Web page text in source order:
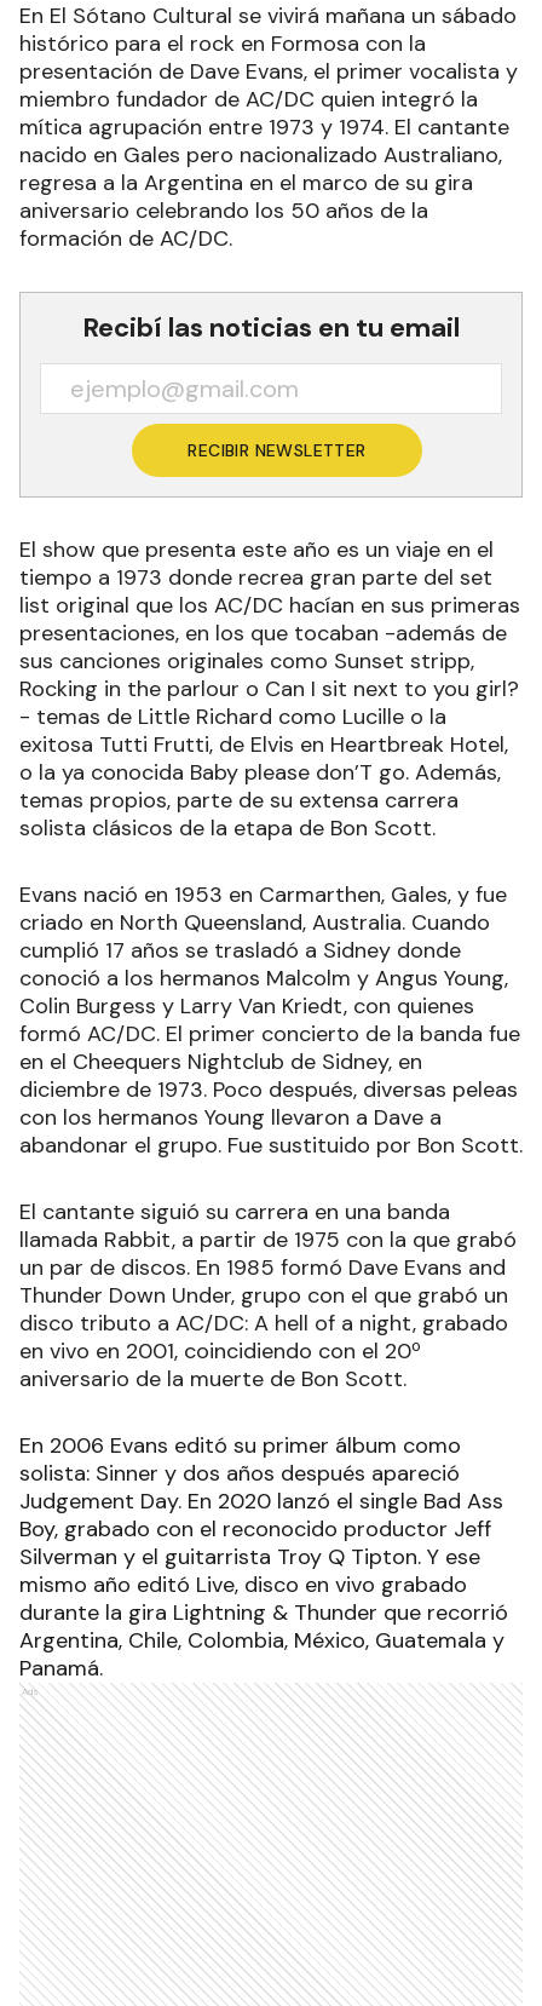
En El Sótano Cultural se vivirá mañana un sábado
histórico para el rock en Formosa con la
presentación de Dave Evans, el primer vocalista y
miembro fundador de AC/DC quien integró la
mítica agrupación entre 1973 y 1974. El cantante
nacido en Gales pero nacionalizado Australiano,
regresa a la Argentina en el marco de su gira
aniversario celebrando los 50 años de la
formación de AC/DC.
Recibí las noticias en tu email
RECIBIR NEWSLETTER
El show que presenta este año es un viaje en el
tiempo a 1973 donde recrea gran parte del set
list original que los AC/DC hacían en sus primeras
presentaciones, en los que tocaban -además de
sus canciones originales como Sunset stripp,
Rocking in the parlour o Can I sit next to you girl?
- temas de Little Richard como Lucille o la
exitosa Tutti Frutti, de Elvis en Heartbreak Hotel,
o la ya conocida Baby please don’T go. Además,
temas propios, parte de su extensa carrera
solista clásicos de la etapa de Bon Scott.
Evans nació en 1953 en Carmarthen, Gales, y fue
criado en North Queensland, Australia. Cuando
cumplió 17 años se trasladó a Sidney donde
conoció a los hermanos Malcolm y Angus Young,
Colin Burgess y Larry Van Kriedt, con quienes
formó AC/DC. El primer concierto de la banda fue
en el Cheequers Nightclub de Sidney, en
diciembre de 1973. Poco después, diversas peleas
con los hermanos Young llevaron a Dave a
abandonar el grupo. Fue sustituido por Bon Scott.
El cantante siguió su carrera en una banda
llamada Rabbit, a partir de 1975 con la que grabó
un par de discos. En 1985 formó Dave Evans and
Thunder Down Under, grupo con el que grabó un
disco tributo a AC/DC: A hell of a night, grabado
en vivo en 2001, coincidiendo con el 20º
aniversario de la muerte de Bon Scott.
En 2006 Evans editó su primer álbum como
solista: Sinner y dos años después apareció
Judgement Day. En 2020 lanzó el single Bad Ass
Boy, grabado con el reconocido productor Jeff
Silverman y el guitarrista Troy Q Tipton. Y ese
mismo año editó Live, disco en vivo grabado
durante la gira Lightning & Thunder que recorrió
Argentina, Chile, Colombia, México, Guatemala y
Panamá.
Ads